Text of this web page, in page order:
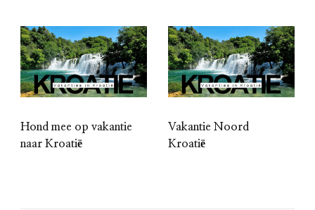
Hond mee op vakantie
naar Kroatië
Vakantie Noord
Kroatië